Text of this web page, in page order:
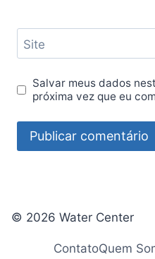
Site
Salvar meus dados
próxima vez que eu
© 2026 Water Center
ContatoQuem